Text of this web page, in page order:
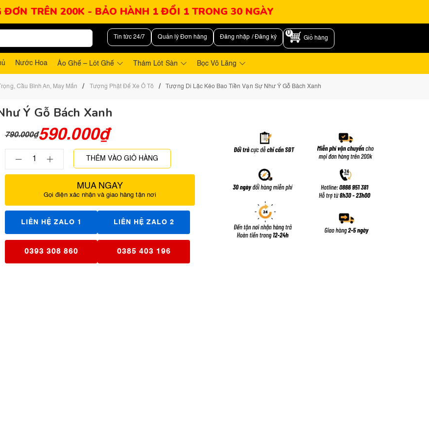
ĐƠN TRÊN 200K - BẢO HÀNH 1 ĐỔI 1 TRONG 30 NGÀY
Tin tức 24/7 Quản lý Đơn hàng Đăng nhập / Đăng ký
0
Giỏ hàng
Nước Hoa Áo Ghế – Lót Ghế Thảm Lót Sàn Bọc Vô Lăng
Cầu Bình An, May Mắn / Tượng Phật Để Xe Ô Tô / Tượng Di Lặc Kéo Bao Tiền Vạn Sự Như Ý Gỗ Bách Xanh
Ý Gỗ Bách Xanh
790.000₫590.000₫
THÊM VÀO GIỎ HÀNG
MUA NGAY
Gọi điện xác nhận và giao hàng tận nơi
LIÊN HỆ ZALO 1 LIÊN HỆ ZALO 2
0393 308 860 0385 403 196